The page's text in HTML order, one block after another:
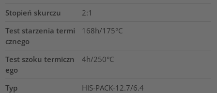
Stopień skurczu
2:1
Test starzenia termi
cznego
168h/175°C
Test szoku termiczn
ego
4h/250°C
Typ
HIS-PACK-12.7/6.4